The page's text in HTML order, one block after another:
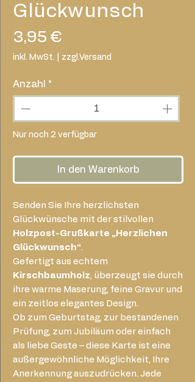
Glückwunsch
3,95 €
inkl. MwSt. zzgl.Versand
Anzahl *
Nur noch 2 verfügbar
In den Warenkorb
Senden Sie Ihre herzlichsten
Glückwünsche mit der stilvollen
Holzpost-Grußkarte „Herzlichen
Glückwunsch“.
Gefertigt aus echtem
Kirschbaumholz, überzeugt sie durch
ihre warme Maserung, feine Gravur und
ein zeitlos elegantes Design.
Ob zum Geburtstag, zur bestandenen
Prüfung, zum Jubiläum oder einfach
als liebe Geste – diese Karte ist eine
außergewöhnliche Möglichkeit, Ihre
Anerkennung auszudrücken. Jede